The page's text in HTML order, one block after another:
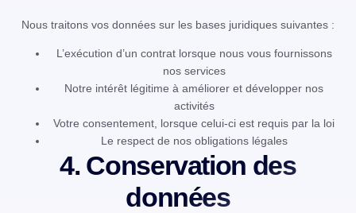
Nous traitons vos données sur les bases juridiques suivantes :
L’exécution d’un contrat lorsque nous vous fournissons
nos services
Notre intérêt légitime à améliorer et développer nos
activités
Votre consentement, lorsque celui-ci est requis par la loi
Le respect de nos obligations légales
4. Conservation des
données